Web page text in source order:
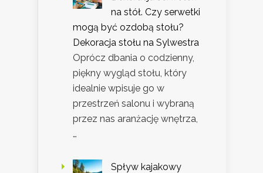
na stół. Czy serwetki
mogą być ozdobą stołu?
Dekoracja stołu na Sylwestra
Oprócz dbania o codzienny,
piękny wygląd stołu, który
idealnie wpisuje go w
przestrzeń salonu i wybraną
przez nas aranżację wnętrza,
…
Spływ kajakowy